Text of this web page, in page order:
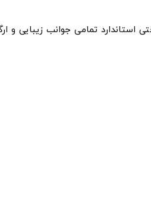
تمامی جوانب زیبایی و